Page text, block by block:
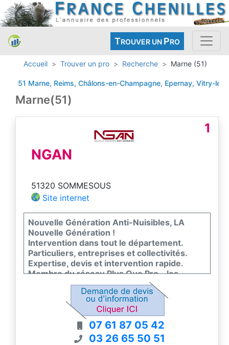
TROUVER UN PRO
Accueil Trouver un pro Recherche Marne (51)
51 Marne, Reims, Châlons-en-Champagne, Epernay, Vitry-le-
Marne(51)
1
NGAN
51320 SOMMESOUS
Site internet
Nouvelle Génération Anti-Nuisibles, LA
Nouvelle Génération !
Intervention dans tout le département.
Particuliers, entreprises et collectivités.
Expertise, devis et intervention rapide.
Membre du réseau Plus Que Pro - les
meilleurs entreprises de France
07 61 87 05 42
03 26 65 50 51